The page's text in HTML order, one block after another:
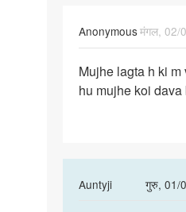
hai
Anonymousमंगल, 02/
Mujhe
lagta
pragent
Mujhe lagta h ki
hu mujhe koi dava
Auntyji
गुरु, 01/
In